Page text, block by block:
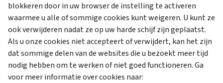
blokkeren door in uw browser de instelling te activeren
waarmee u alle of sommige cookies kunt weigeren. U kunt ze
ook verwijderen nadat ze op uw harde schijf zijn geplaatst.
Als u onze cookies niet accepteert of verwijdert, kan het zijn
dat sommige delen van de websites die u bezoekt meer tijd
nodig hebben om te werken of niet goed functioneren. Ga
voor meer informatie over cookies naar: